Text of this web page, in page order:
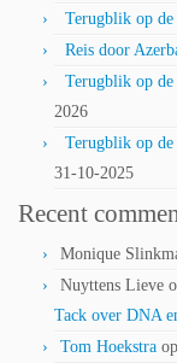
Terugblik op
Reis door
Terugblik op de
2026
Terugblik op
31-10-2025
Recent
Monique
Nuyttens Lieve
Tack over DNA
Tom Hoekstra op